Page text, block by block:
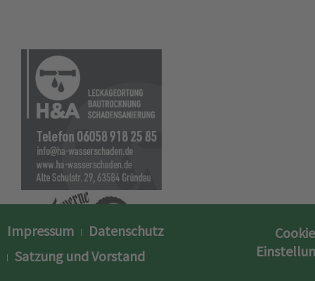
Impressum
Datenschutz
Satzung und Vorstand